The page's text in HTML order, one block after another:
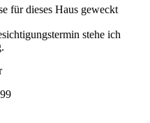
für dieses Haus geweckt
stehe ich